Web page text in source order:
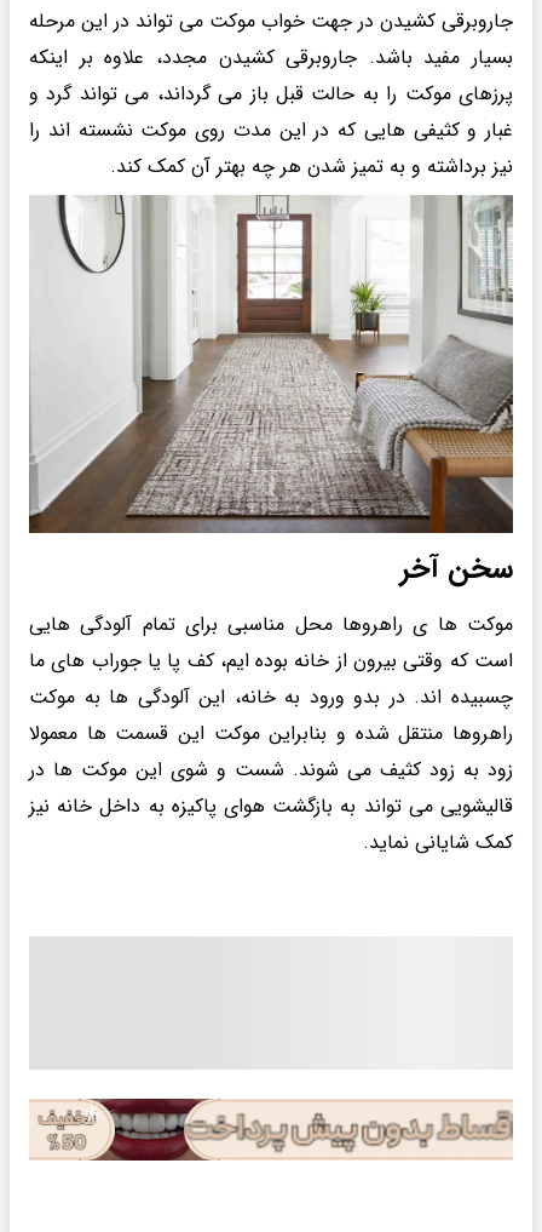
جاروبرقی کشیدن در جهت خواب موکت می تواند در این مرحله
بسیار مفید باشد. جاروبرقی کشیدن مجدد، علاوه بر اینکه
پرزهای موکت را به حالت قبل باز می گرداند، می تواند گرد و
غبار و کثیفی هایی که در این مدت روی موکت نشسته اند را
نیز برداشته و به تمیز شدن هر چه بهتر آن کمک کند.
سخن آخر
موکت ها ی راهروها محل مناسبی برای تمام آلودگی هایی
است که وقتی بیرون از خانه بوده ایم، کف پا یا جوراب های ما
چسبیده اند. در بدو ورود به خانه، این آلودگی ها به موکت
راهروها منتقل شده و بنابراین موکت این قسمت ها معمولا
زود به زود کثیف می شوند. شست و شوی این موکت ها در
قالیشویی می تواند به بازگشت هوای پاکیزه به داخل خانه نیز
کمک شایانی نماید.